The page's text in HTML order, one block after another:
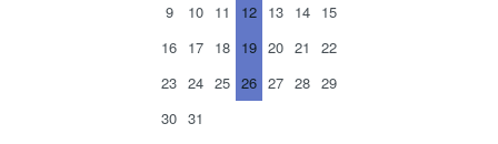
9
10 11 12 13 14 15
16 17 18 19 20 21
22
23 24 25 26 27 28 29
30 31